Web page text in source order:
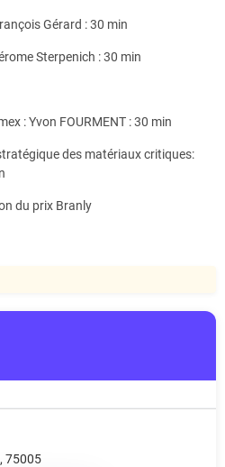
Gérard : 30 min
Sterpenich : 30 min
: Yvon FOURMENT : 30 min
des matériaux critiques:
du prix Branly
75005